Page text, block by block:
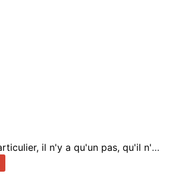
De la vie en gÃ©nÃ©ral au sport en particulier, il n'y a qu'un pas, qu'il n'est pas besoin d'Ãªtre capable de faire le grand Ã©cart pour franchir.